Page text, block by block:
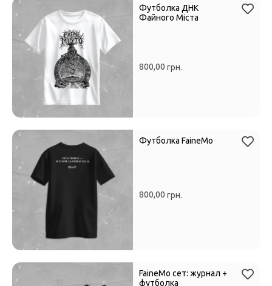
Футболка ДНК
Файного Міста
800,00 грн.
Футболка FaineMo
800,00 грн.
FaineMo сет: журнал +
футболка